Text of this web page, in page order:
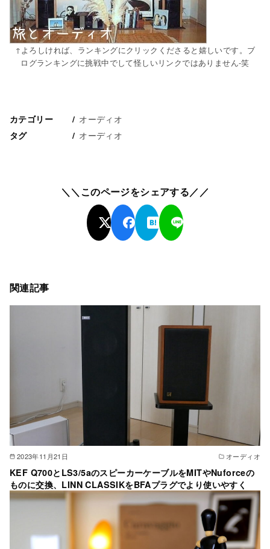
↑よろしければ、ランキングにクリックくださると嬉しいです。ブ
ログランキングに挑戦中でして怪しいリンクではありません-笑
カテゴリー オーディオ
タグ オーディオ
＼＼このページをシェアする／／
関連記事
2023年11月21日 オーディオ
KEF Q700とLS3/5aのスピーカーケーブルをMITやNuforceの
ものに交換、LINN CLASSIKをBFAプラグでより使いやすく